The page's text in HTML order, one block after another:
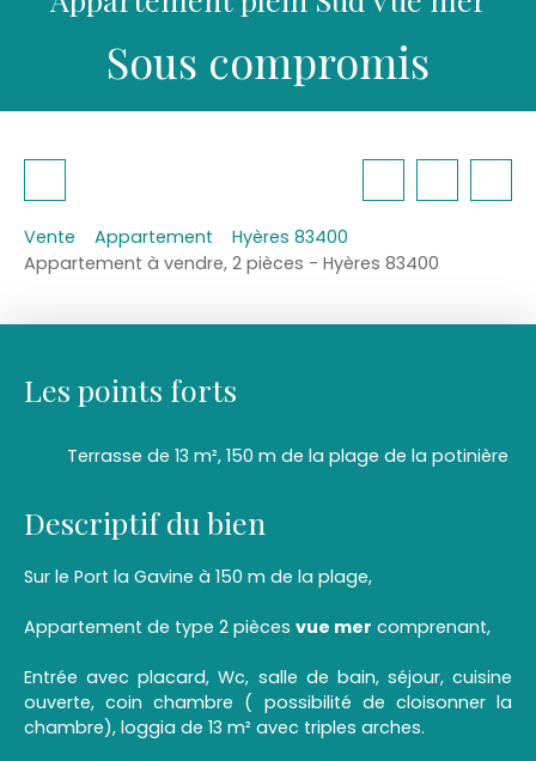
Sous compromis
Vente Appartement
Hyères 83400
Appartement à vendre, 2 pièces - Hyères 83400
Les points forts
Terrasse de 13 m², 150 m de la plage de la potinière
Descriptif du bien
Sur le Port la Gavine à 150 m de la plage,
Appartement de type 2 pièces vue mer comprenant,
Entrée avec placard, Wc, salle de bain, séjour, cuisine
ouverte, coin chambre ( possibilité de cloisonner la
chambre), loggia de 13 m² avec triples arches.